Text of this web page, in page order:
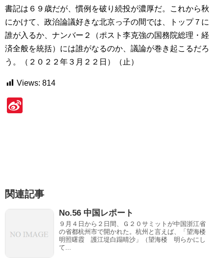
書記は６９歳だが、慣例を破り続投が濃厚だ。これから秋
にかけて、政治論議好きな北京っ子の間では、トップ７に
誰が入るか、ナンバー２（ポスト李克強の国務院総理・経
済全般を統括）には誰がなるのか、議論が巻き起こるだろ
う。（２０２２年３月２２日）（止）
Views: 814
b
o
関連記事
No.56 中国レポート
９月４日から２日間、Ｇ２０サミットが中国浙江省
の省都杭州市で開かれた。杭州と言えば、「望海楼
明照曙霞 護江堤白蹋晴沙」（望海楼 明らかにし
て...